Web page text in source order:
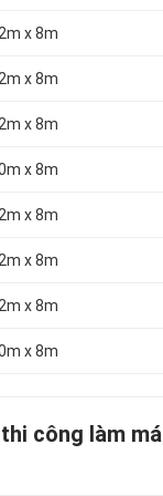
x 8m
x 8m
x 8m
x 8m
x 8m
x 8m
x 8m
x 8m
công làm